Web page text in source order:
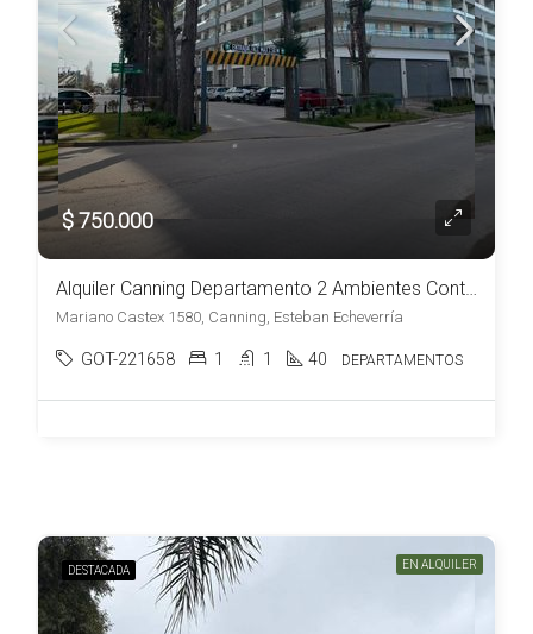
$ 750.000
Alquiler Canning Departamento 2 Ambientes Contrafrente Muy Luminoso a Estrenar
Mariano Castex 1580, Canning, Esteban Echeverría
GOT-221658 1 1 40 DEPARTAMENTOS
DESTACADA EN ALQUILER